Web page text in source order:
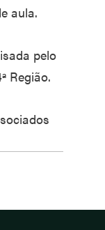
aula.
pelo
Região.